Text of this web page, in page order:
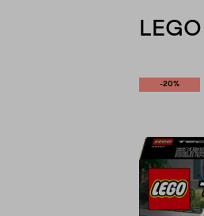
-20%